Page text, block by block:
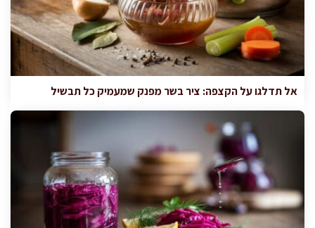
אל תדלגו על הקצפה: ציר בשר מפנק שמעמיק כל תבשיל